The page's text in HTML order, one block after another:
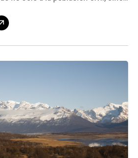
preliminar realizado por la